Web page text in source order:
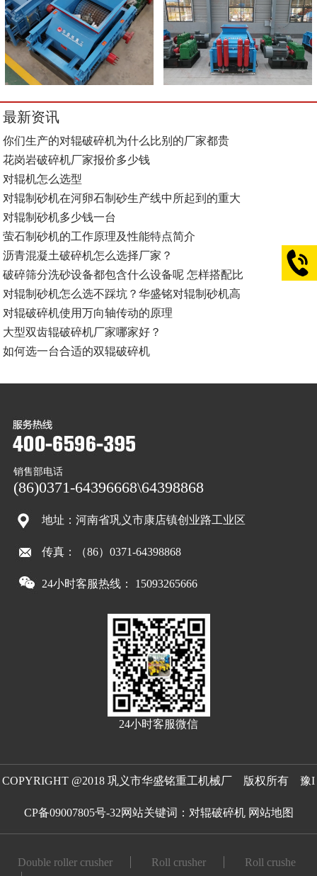
最新资讯
你们生产的对辊破碎机为什么比别的厂家都贵
花岗岩破碎机厂家报价多少钱
对辊机怎么选型
对辊制砂机在河卵石制砂生产线中所起到的重大
对辊制砂机多少钱一台
萤石制砂机的工作原理及性能特点简介
沥青混凝土破碎机怎么选择厂家？
破碎筛分洗砂设备都包含什么设备呢 怎样搭配比
对辊制砂机怎么选不踩坑？华盛铭对辊制砂机高
对辊破碎机使用万向轴传动的原理
大型双齿辊破碎机厂家哪家好？
如何选一台合适的双辊破碎机
销售部电话
(86)0371-64396668\64398868
地址：河南省巩义市康店镇创业路工业区
传真：（86）0371-64398868
24小时客服热线： 15093265666
24小时客服微信
COPYRIGHT @2018 巩义市华盛铭重工机械厂 版权所有 豫I
CP备09007805号-32网站关键词： 对辊破碎机 网站地图
Double roller crusher Roll crusher
Roll crushe